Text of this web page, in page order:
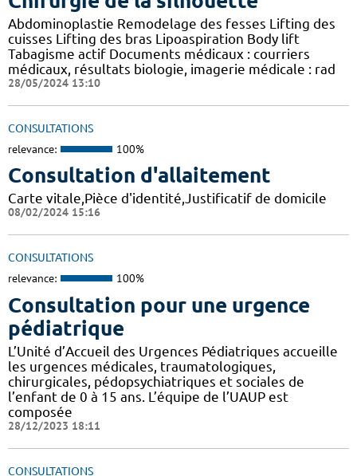
Abdominoplastie Remodelage des fesses Lifting des
cuisses Lifting des bras Lipoaspiration Body lift
Tabagisme actif Documents médicaux : courriers
médicaux, résultats biologie, imagerie médicale : rad
28/05/2024 13:10
CONSULTATIONS
relevance: 100%
Consultation d'allaitement
Carte vitale,Pièce d'identité,Justificatif de domicile
08/02/2024 15:16
CONSULTATIONS
relevance: 100%
Consultation pour une urgence
pédiatrique
L’Unité d’Accueil des Urgences Pédiatriques accueille
les urgences médicales, traumatologiques,
chirurgicales, pédopsychiatriques et sociales de
l’enfant de 0 à 15 ans. L’équipe de l’UAUP est
composée
28/12/2023 18:11
CONSULTATIONS